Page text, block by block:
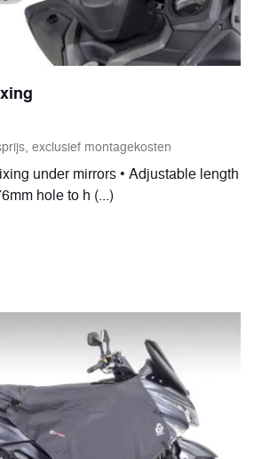
exclusief montagekosten
under mirrors • Adjustable length
hole to h (...)